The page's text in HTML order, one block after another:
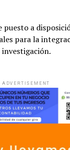
puesto a
para la
ADVERTISEMENT